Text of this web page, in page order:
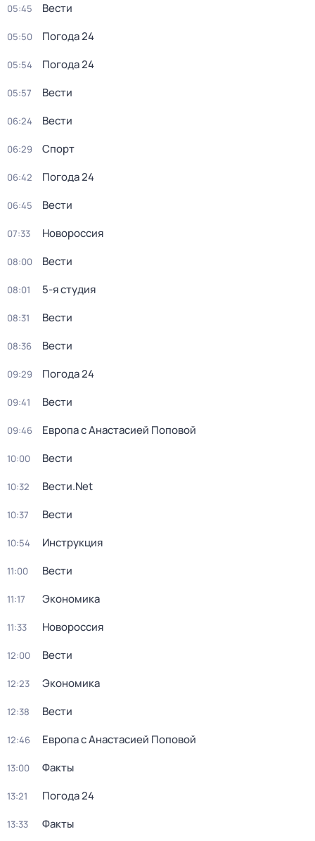
05:45 Вести
05:50 Погода 24
05:54 Погода 24
05:57 Вести
06:24 Вести
06:29 Спорт
06:42 Погода 24
06:45 Вести
07:33 Новороссия
08:00 Вести
08:01 5-я студия
08:31 Вести
08:36 Вести
09:29 Погода 24
09:41 Вести
09:46 Европа с Анастасией Поповой
10:00 Вести
10:32 Вести.Net
10:37 Вести
10:54 Инструкция
11:00 Вести
11:17 Экономика
11:33 Новороссия
12:00 Вести
12:23 Экономика
12:38 Вести
12:46 Европа с Анастасией Поповой
13:00 Факты
13:21 Погода 24
13:33 Факты